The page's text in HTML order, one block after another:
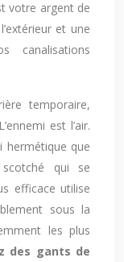
votre argent de
et une
canalisations
temporaire,
est l’air.
hermétique que
qui se
efficace utilise
sous la
les plus
des gants de